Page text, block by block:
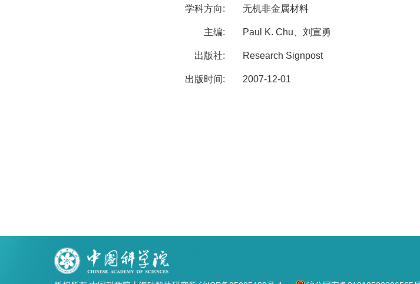
学科方向: 无机非金属材料
主编: Paul K. Chu、刘宣勇
出版社: Research Signpost
出版时间: 2007-12-01